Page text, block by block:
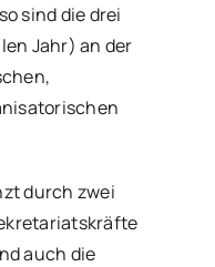
sind die drei
Jahr) an der
durch zwei
auch die